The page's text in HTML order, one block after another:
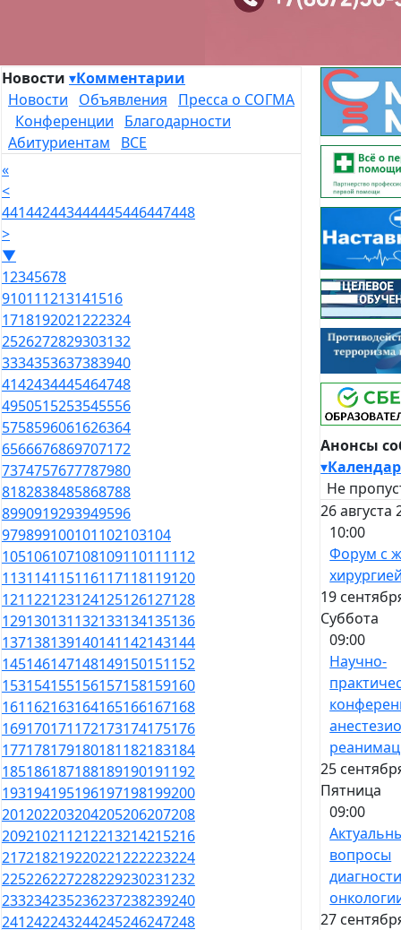
Новости ▾Комментарии
Новости
Объявления
Пресса о СОГМА
Конференции
Благодарности
Абитуриентам
ВСЕ
«
<
441442443444445446447448
>
▼
12345678
910111213141516
1718192021222324
2526272829303132
3334353637383940
4142434445464748
4950515253545556
5758596061626364
6566676869707172
7374757677787980
8182838485868788
8990919293949596
979899100101102103104
105106107108109110111112
113114115116117118119120
121122123124125126127128
129130131132133134135136
137138139140141142143144
145146147148149150151152
153154155156157158159160
161162163164165166167168
169170171172173174175176
177178179180181182183184
185186187188189190191192
193194195196197198199200
201202203204205206207208
209210211212213214215216
217218219220221222223224
225226227228229230231232
233234235236237238239240
241242243244245246247248
Анонсы
▾
Не
26 августа
10:00
Форум с
19
Суббота
09:00
Научно-
25
Пятница
09:00
вопросы
27